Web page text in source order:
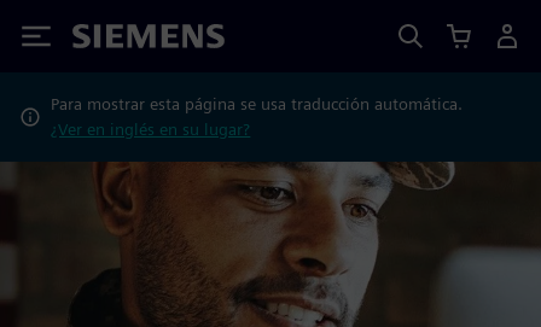
Siemens
Para mostrar esta página se usa traducción automática.
¿Ver en inglés en su lugar?